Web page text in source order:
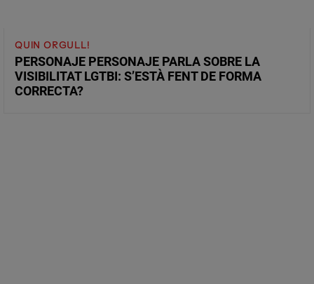
QUIN ORGULL!
PERSONAJE PERSONAJE PARLA SOBRE LA
VISIBILITAT LGTBI: S’ESTÀ FENT DE FORMA
CORRECTA?